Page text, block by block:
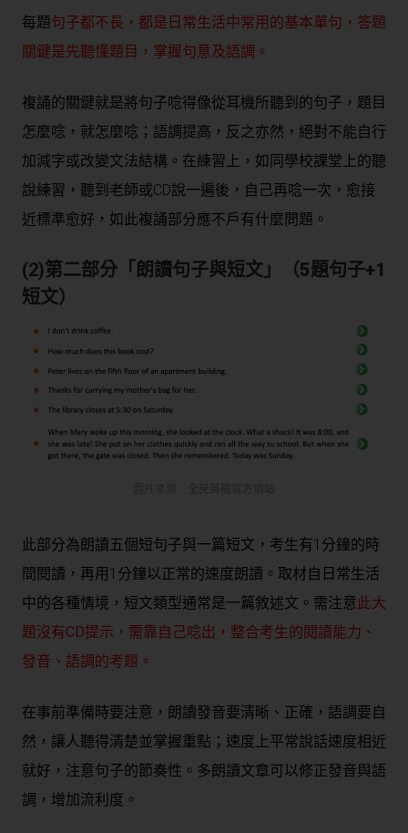
每題句子都不長，都是日常生活中常用的基本單句，答題
關鍵是先聽懂題目，掌握句意及語調。
複誦的關鍵就是將句子唸得像從耳機所聽到的句子，題目
怎麼唸，就怎麼唸；語調提高，反之亦然，絕對不能自行
加減字或改變文法結構。在練習上，如同學校課堂上的聽
說練習，聽到老師或CD說一遍後，自己再唸一次，愈接
近標準愈好，如此複誦部分應不戶有什麼問題。
(2)第二部分「 朗讀句子與短文 」
（5題句子+1
短文）
此部分為朗讀五個短句子與一篇短文，考生有1分鐘的時
間閱讀，再用1分鐘以正常的速度朗讀。取材自日常生活
中的各種情境，短文類型通常是一篇敘述文。需注意此大
題沒有CD提示，需靠自己唸出，整合考生的閱讀能力、
發音、語調的考題。
在事前準備時要注意，朗讀發音要清晰、正確，語調要自
然，讓人聽得清楚並掌握重點；速度上平常說話速度相近
就好，注意句子的節奏性。多朗讀文章可以修正發音與語
調，增加流利度。